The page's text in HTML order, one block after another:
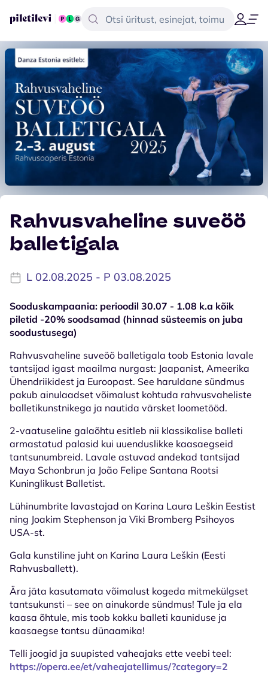
Rahvusvaheline suveöö
balletigala
L 02.08.2025 - P 03.08.2025
Sooduskampaania: perioodil 30.07 - 1.08 k.a kõik
piletid -20% soodsamad (hinnad süsteemis on juba
soodustusega)
Rahvusvaheline suveöö balletigala toob Estonia lavale
tantsijad igast maailma nurgast: Jaapanist, Ameerika
Ühendriikidest ja Euroopast. See haruldane sündmus
pakub ainulaadset võimalust kohtuda rahvusvaheliste
balletikunstnikega ja nautida värsket loometööd.
2-vaatuseline galaõhtu esitleb nii klassikalise balleti
armastatud palasid kui uuenduslikke kaasaegseid
tantsunumbreid. Lavale astuvad andekad tantsijad
Maya Schonbrun ja João Felipe Santana Rootsi
Kuninglikust Balletist.
Lühinumbrite lavastajad on Karina Laura Leškin Eestist
ning Joakim Stephenson ja Viki Bromberg Psihoyos
USA-st.
Gala kunstiline juht on Karina Laura Leškin (Eesti
Rahvusballett).
Ära jäta kasutamata võimalust kogeda mitmekülgset
tantsukunsti – see on ainukorde sündmus! Tule ja ela
kaasa õhtule, mis toob kokku balleti kauniduse ja
kaasaegse tantsu dünaamika!
Telli joogid ja suupisted vaheajaks ette veebi teel:
https://opera.ee/et/vaheajatellimus/?category=2